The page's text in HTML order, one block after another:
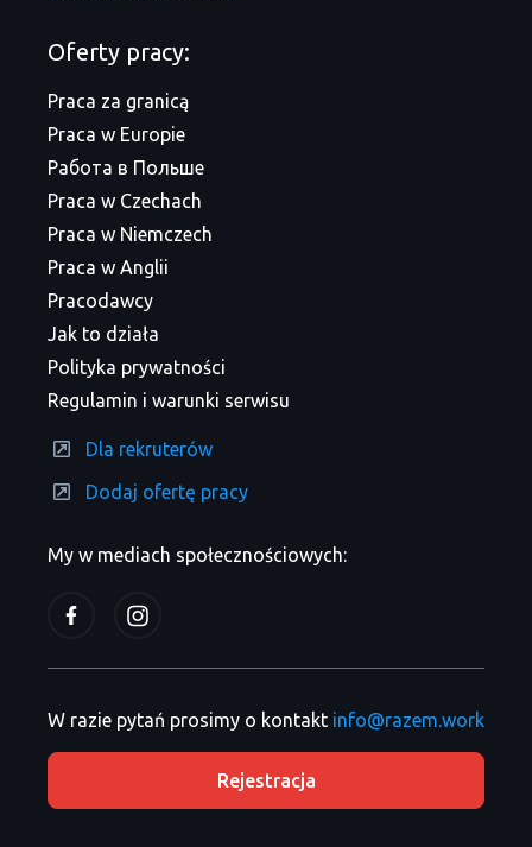
My w mediach społecznościowych:
Oferty pracy:
Praca za granicą
Praca w Europie
Работа в Польше
Praca w Czechach
Praca w Niemczech
Praca w Anglii
Pracodawcy
Jak to działa
Polityka prywatności
Regulamin i warunki serwisu
Dla rekruterów
Dodaj ofertę pracy
W razie pytań prosimy o kontakt info@razem.work
Rejestracja